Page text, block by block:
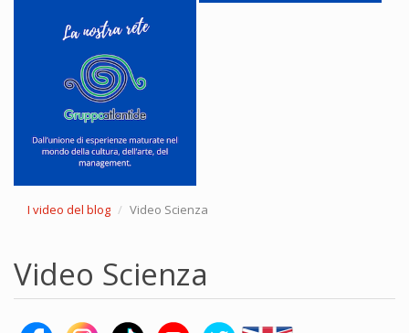
I video del blog Video Scienza
Video Scienza